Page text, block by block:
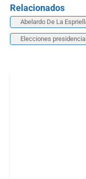
Relacionados
Abelardo De La
Elecciones